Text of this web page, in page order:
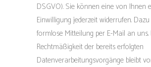
DSGVO). Sie können eine von Ihnen
Einwilligung jederzeit widerrufen.
formlose Mitteilung per E-Mail an uns.
Rechtmäßigkeit der bereits erfolgten
Datenverarbeitungsvorgänge bleibt